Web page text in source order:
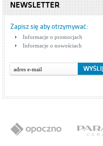
NEWSLETTER
Zapisz się aby otrzymywać:
Informacje o promocjach
Informacje o nowościach